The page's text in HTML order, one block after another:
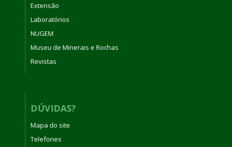
Extensão
Laboratórios
NUGEM
Museu de Minerais e Rochas
Revistas
DÚVIDAS?
Mapa do site
Telefones